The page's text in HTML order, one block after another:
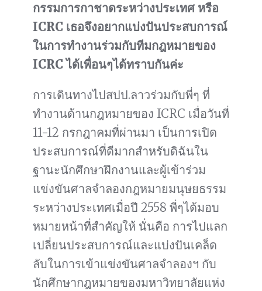
กรรมการกาชาดระหว่างประเทศ หรือ
ICRC เธอจึงอยากแบ่งปันประสบการณ์
ในการทำงานร่วมกับทีมกฎหมายของ
ICRC ได้เพื่อนๆได้ทราบกันค่ะ
การเดินทางไปสปป.ลาวร่วมกับพี่ๆ ที่
ทำงานด้านกฎหมายของ ICRC เมื่อวันที่
11-12 กรกฎาคมที่ผ่านมา เป็นการเปิด
ประสบการณ์ที่ดีมากสำหรับดิฉันใน
ฐานะนักศึกษาฝึกงานและผู้เข้าร่วม
แข่งขันศาลจำลองกฎหมายมนุษยธรรม
ระหว่างประเทศเมื่อปี 2558 พี่ๆได้มอบ
หมายหน้าที่สำคัญให้ นั่นคือ การไปแลก
เปลี่ยนประสบการณ์และแบ่งปันเคล็ด
ลับในการเข้าแข่งขันศาลจำลองฯ กับ
นักศึกษากฎหมายของมหาวิทยาลัยแห่ง